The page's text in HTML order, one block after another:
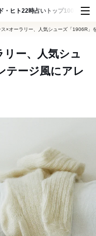
・ヒト22時占い トップ100 スナッ
ス×オーラリー、人気シューズ「1906R」
ー、人気シュ
テージ風にアレ